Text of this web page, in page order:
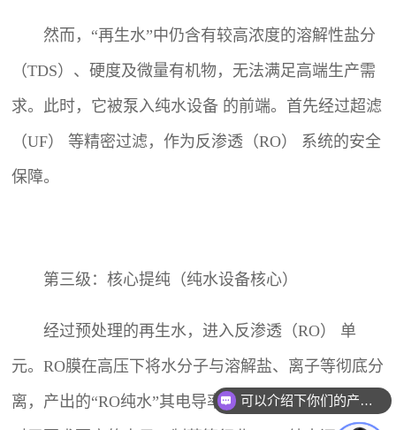
然而，“再生水”中仍含有较高浓度的溶解性盐分
（TDS）、硬度及微量有机物，无法满足高端生产需
求。此时，它被泵入纯水设备 的前端。首先经过超滤
（UF） 等精密过滤，作为反渗透（RO） 系统的安全
保障。
第三级：核心提纯（纯水设备核心）
经过预处理的再生水，进入反渗透（RO） 单
元。RO膜在高压下将水分子与溶解盐、离子等彻底分
离，产出的“RO纯水”其电导率可降至10μS/cm以下。
可以介绍下你们的产品么？
你们是怎么收费的呢？